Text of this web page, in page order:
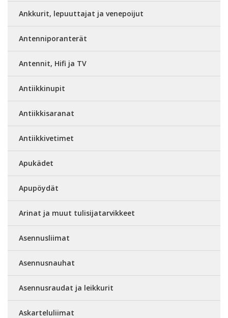
Ankkurit, lepuuttajat ja venepoijut
Antenniporanterät
Antennit, Hifi ja TV
Antiikkinupit
Antiikkisaranat
Antiikkivetimet
Apukädet
Apupöydät
Arinat ja muut tulisijatarvikkeet
Asennusliimat
Asennusnauhat
Asennusraudat ja leikkurit
Askarteluliimat